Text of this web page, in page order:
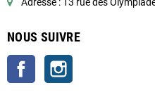
NOUS SUIVRE
Facebook